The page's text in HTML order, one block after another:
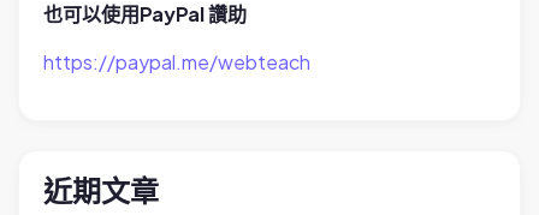
也可以使用PayPal 讚助
https://paypal.me/webteach
近期文章